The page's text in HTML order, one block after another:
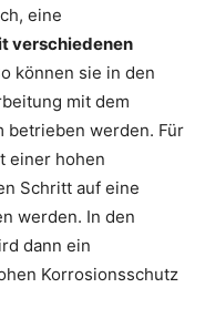
eine
verschiedenen
können sie in den
mit dem
betrieben werden. Für
einer hohen
Schritt auf eine
werden. In den
dann ein
Korrosionsschutz